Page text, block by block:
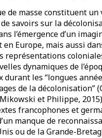
de masse constituent
savoirs sur la
l’émergence d’un
en Europe, mais aussi
dynamiques de
les “longues
de la décolonisation”
et Philippe,
francophones et
manque de
ou de la Grande-